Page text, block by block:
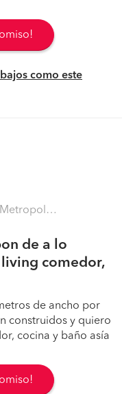
como este
- Santiago)
de a lo
comedor,
de ancho por
construidos y quiero
cocina y baño asía